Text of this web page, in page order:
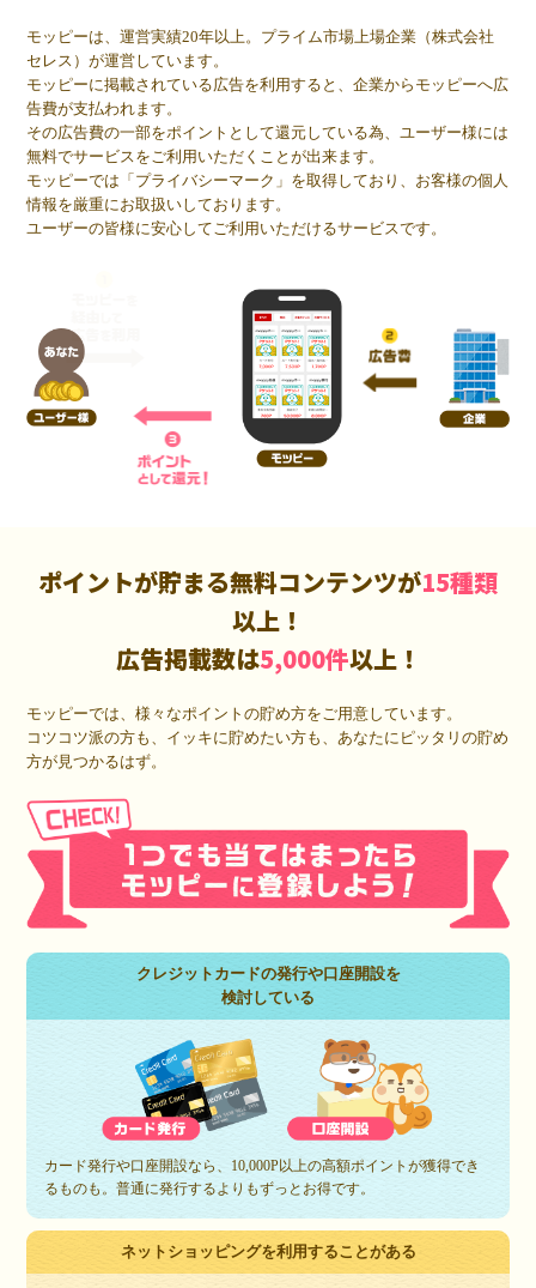
モッピーは、運営実績20年以上。プライム市場上場企業（株式会社
セレス）が運営しています。
モッピーに掲載されている広告を利用すると、企業からモッピーへ広
告費が支払われます。
その広告費の一部をポイントとして還元している為、ユーザー様には
無料でサービスをご利用いただくことが出来ます。
モッピーでは「プライバシーマーク」を取得しており、お客様の個人
情報を厳重にお取扱いしております。
ユーザーの皆様に安心してご利用いただけるサービスです。
ポイントが貯まる無料コンテンツが15種類
以上！
広告掲載数は5,000件以上！
モッピーでは、様々なポイントの貯め方をご用意しています。
コツコツ派の方も、イッキに貯めたい方も、あなたにピッタリの貯め
方が見つかるはず。
クレジットカードの発行や口座開設を
検討している
カード発行や口座開設なら、10,000P以上の高額ポイントが獲得でき
るものも。普通に発行するよりもずっとお得です。
ネットショッピングを利用することがある